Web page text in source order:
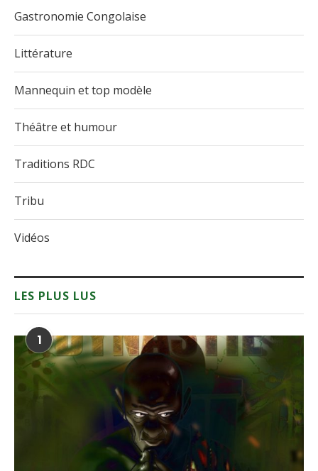
Gastronomie Congolaise
Littérature
Mannequin et top modèle
Théâtre et humour
Traditions RDC
Tribu
Vidéos
LES PLUS LUS
1